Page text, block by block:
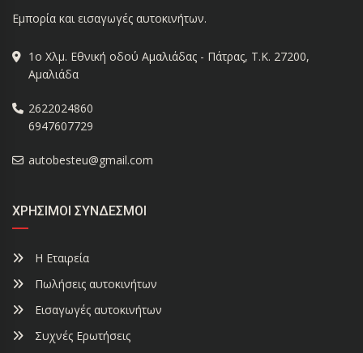
Εμπορία και εισαγωγές αυτοκινήτων.
1ο Χλμ. Εθνική οδού Αμαλιάδας - Πάτρας, Τ.Κ. 27200,
Αμαλιάδα
2622024860
6947607729
autobesteu@gmail.com
ΧΡΉΣΙΜΟΙ ΣΎΝΔΕΣΜΟΙ
Η Εταιρεία
Πωλήσεις αυτοκινήτων
Εισαγωγές αυτοκινήτων
Συχνές Ερωτήσεις